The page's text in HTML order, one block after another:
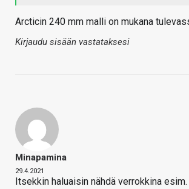
Arcticin 240 mm malli on mukana
Kirjaudu sisään vastataksesi
Minapamina
29.4.2021
Itsekkin haluaisin nähdä verrokkina